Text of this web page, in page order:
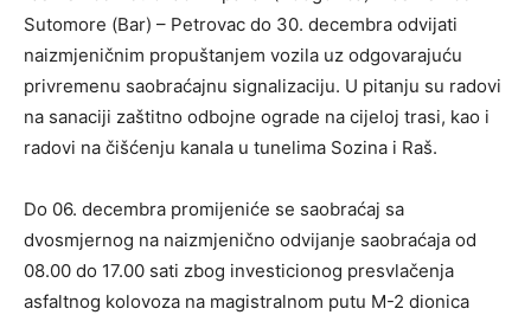
Sutomore (Bar) – Petrovac do 30. decembra odvijati
naizmjeničnim propuštanjem vozila uz odgovarajuću
privremenu saobraćajnu signalizaciju. U pitanju su radovi
na sanaciji zaštitno odbojne ograde na cijeloj trasi, kao i
radovi na čišćenju kanala u tunelima Sozina i Raš.
Do 06. decembra promijeniće se saobraćaj sa
dvosmjernog na naizmjenično odvijanje saobraćaja od
08.00 do 17.00 sati zbog investicionog presvlačenja
asfaltnog kolovoza na magistralnom putu M-2 dionica